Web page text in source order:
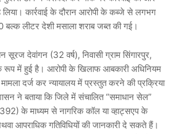
कार्रवाई के दौरान आरोपी के कब्जे से लगभग
लीटर देशी मसाला शराबजब्त की गई।
सूरज देवांगन (32 वर्ष), निवासी ग्राम सिंगारपुर,
में हुई है। आरोपी के खिलाफ आबकारी अधिनियम
दर्ज कर न्यायालय में प्रस्तुत करने की प्रक्रिया
ने बताया कि जिले में संचालित“समाधान सेल”
के माध्यम से नागरिक कॉल या व्हाट्सएप के
आपराधिक गतिविधियों की जानकारी दे सकते हैं।